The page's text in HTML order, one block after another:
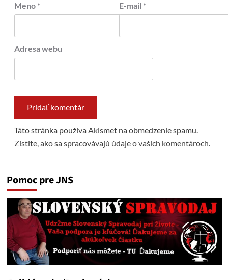
Meno * E-mail *
Adresa webu
Táto stránka používa Akismet na obmedzenie spamu.
Zistite, ako sa spracovávajú údaje o vašich komentároch.
Pomoc pre JNS